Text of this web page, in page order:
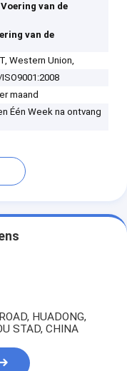
van de
van de
Western Union,
maand
Één Week na ontvang
HUADONG,
STAD, CHINA